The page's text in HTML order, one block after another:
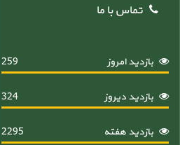
تماس با ما
بازدید امروز 259
بازدید دیروز 324
بازدید هفته 2295